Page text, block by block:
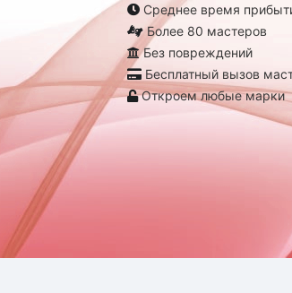
Среднее время
Более 80 мастеров
Без повреждений
Бесплатный вызов
Откроем любые марки